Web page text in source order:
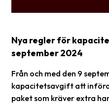
Customs
Delivery
terms
Pickups
Manuals
Nya regler för
september 2024
Från och med den 9
kapacitetsavgift att
paket som kräver extra